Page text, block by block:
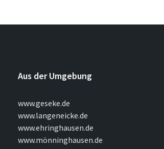
Aus der Umgebung
www.geseke.de
www.langeneicke.de
www.ehringhausen.de
www.mönninghausen.de